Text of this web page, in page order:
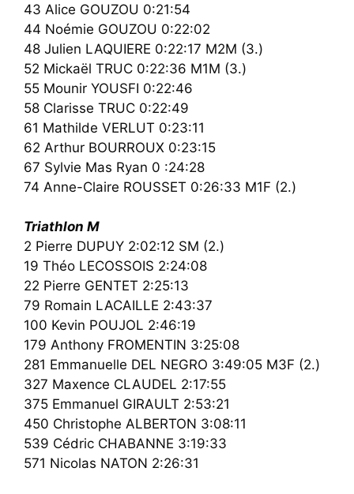
43 Alice GOUZOU 0:21:54
44 Noémie GOUZOU 0:22:02
48 Julien LAQUIERE 0:22:17 M2M (3.)
52 Mickaël TRUC 0:22:36 M1M (3.)
55 Mounir YOUSFI 0:22:46
58 Clarisse TRUC 0:22:49
61 Mathilde VERLUT 0:23:11
62 Arthur BOURROUX 0:23:15
67 Sylvie Mas Ryan 0 :24:28
74 Anne-Claire ROUSSET 0:26:33 M1F (2.)
Triathlon M
2 Pierre DUPUY 2:02:12 SM (2.)
19 Théo LECOSSOIS 2:24:08
22 Pierre GENTET 2:25:13
79 Romain LACAILLE 2:43:37
100 Kevin POUJOL 2:46:19
179 Anthony FROMENTIN 3:25:08
281 Emmanuelle DEL NEGRO 3:49:05 M3F (2.)
327 Maxence CLAUDEL 2:17:55
375 Emmanuel GIRAULT 2:53:21
450 Christophe ALBERTON 3:08:11
539 Cédric CHABANNE 3:19:33
571 Nicolas NATON 2:26:31